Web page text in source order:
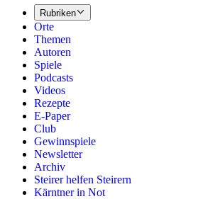
Rubriken
Orte
Themen
Autoren
Spiele
Podcasts
Videos
Rezepte
E-Paper
Club
Gewinnspiele
Newsletter
Archiv
Steirer helfen Steirern
Kärntner in Not